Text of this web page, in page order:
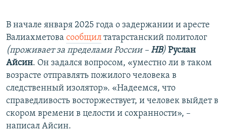
В начале января 2025 года о задержании и аресте
Валиахметова сообщил татарстанский политолог
(проживает за пределами России – НВ) Руслан
Айсин. Он задался вопросом, «уместно ли в таком
возрасте отправлять пожилого человека в
следственный изолятор». «Надеемся, что
справедливость восторжествует, и человек выйдет в
скором времени в целости и сохранности», –
написал Айсин.